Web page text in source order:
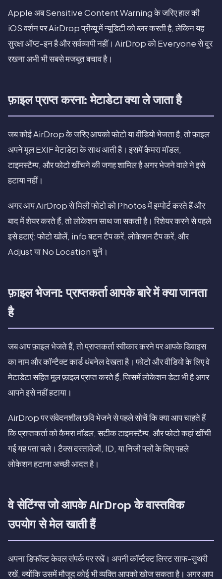
Apple अब Sensitive Content Warning के जरिए हाल की
iOS वर्शन पर AirDrop प्रीव्यू में न्यूडिटी को ब्लर करती है, लेकिन यह
सुरक्षा ऑप्ट-इन है और सर्वव्यापी नहीं। AirDrop को Everyone से दूर
रखना अभी भी सबसे मजबूत बचाव है।
फ़ाइल प्राप्त करना: मेटाडेटा क्या ले जाता है
जब कोई AirDrop के जरिए आपको फोटो या वीडियो भेजता है, तो फ़ाइल
अपने मूल EXIF मेटाडेटा के साथ आती है। इसमें कैमरा मॉडल,
टाइमस्टैम्प, और फोटो खींचने की जगह शामिल है अगर भेजने वाले ने इसे
हटाया नहीं।
अगर आप AirDrop से मिली फोटो को Photos में इम्पोर्ट करते हैं और
बाद में शेयर करते हैं, तो लोकेशन साथ जा सकती है। रिशेयर करने से पहले
इसे हटाएं: फोटो खोलें, info बटन टैप करें, लोकेशन टैप करें, और
Adjust या No Location चुनें।
फ़ाइल भेजना: प्राप्तकर्ता आपके बारे में क्या जानता
है
जब आप फ़ाइल भेजते हैं, तो प्राप्तकर्ता स्वीकार करने पर आपके डिवाइस
का नाम और कॉन्टैक्ट कार्ड थंबनेल देखता है। फोटो और वीडियो के लिए वे
मेटाडेटा सहित मूल फ़ाइल प्राप्त करते हैं, जिसमें लोकेशन डेटा भी है अगर
आपने इसे नहीं हटाया।
AirDrop पर संवेदनशील छवि भेजने से पहले सोचें कि क्या आप चाहते हैं
कि प्राप्तकर्ता को कैमरा मॉडल, सटीक टाइमस्टैम्प, और फोटो कहां खींची
गई यह पता चले। टैक्स दस्तावेजों, ID, या निजी पलों के लिए पहले
लोकेशन हटाना अच्छी आदत है।
वे सेटिंग्स जो आपके AirDrop के वास्तविक
उपयोग से मेल खाती हैं
अपना डिफॉल्ट केवल संपर्क पर रखें। अपनी कॉन्टैक्ट लिस्ट साफ-सुथरी
रखें, क्योंकि उसमें मौजूद कोई भी व्यक्ति आपको खोज सकता है। अगर आप